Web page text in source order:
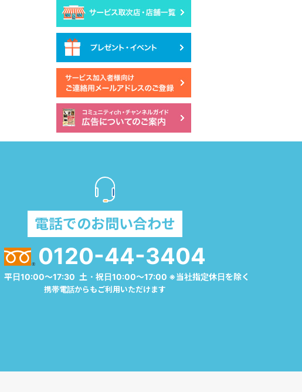
電話でのお問い合わせ
0120-44-3404
平日10:00～17:30 土・祝日10:00～17:00 ※当社指定休日を除く
携帯電話からもご利用いただけます